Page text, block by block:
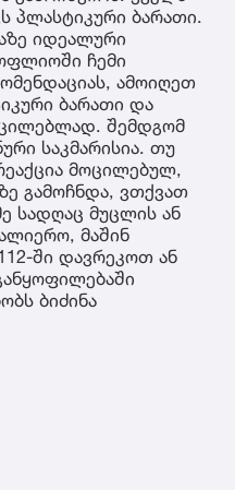
პლასტიკური ბარათი.
იდეალური
ჩემი
ამოიღეთ
ბარათი და
შემდგომ
საკმარისია. თუ
მოცილებულ,
გამოჩნდა, ვთქვათ
სადღაც მუცლის ან
მაშინ
ში დავრეკოთ ან
ბიძინა